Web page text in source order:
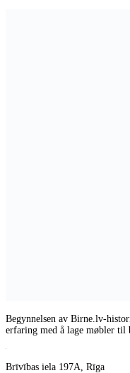
Begynnelsen av Birne.lv-
erfaring med å lage møbler til
Brīvības iela 197A, Rīga